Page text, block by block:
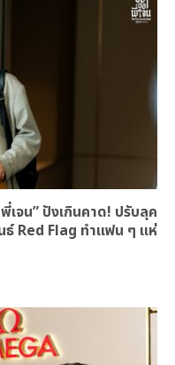
เจน” ปังเกินคาด! ปรับลุค
ธ์ Red Flag ทำแฟน ๆ แห่